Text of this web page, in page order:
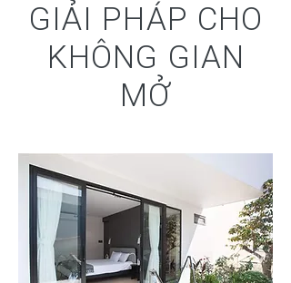
GIẢI PHÁP CHO
KHÔNG GIAN
MỞ